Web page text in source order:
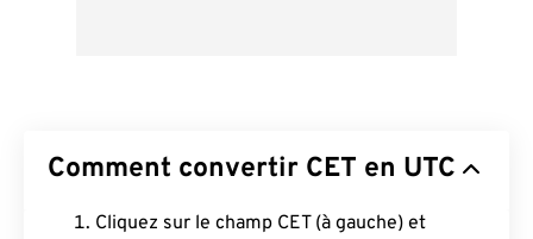
Comment convertir CET en UTC
Cliquez sur le champ CET (à gauche) et